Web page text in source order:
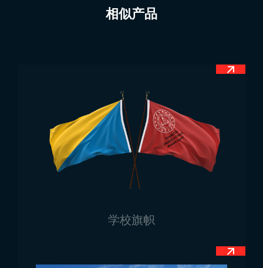
法规定应为整体绿色。这棵树象征国家的自然资源和繁
黎巴嫩国旗尺寸
每个国家的国旗都有法定尺寸。外观上各国国旗可能相
似，但实际尺寸均由宪法规定。黎巴嫩国旗的法定比例
为1:2。在制作国旗时，需严格遵循这一比例。此外，
黎巴嫩雪松的尺寸也有明确规定，因此制作国旗的公司
黎巴嫩国旗使用场合
主要包括议会、政府机构及人流密集区域。大型城市广
相似产品
学校旗帜